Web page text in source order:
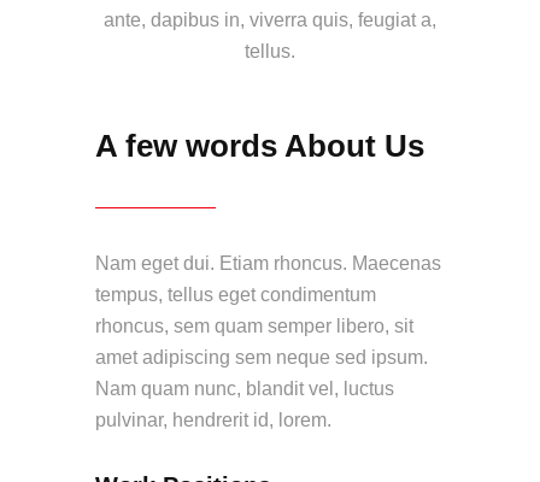
ante, dapibus in, viverra quis, feugiat a,
tellus.
A few words About Us
Nam eget dui. Etiam rhoncus. Maecenas
tempus, tellus eget condimentum
rhoncus, sem quam semper libero, sit
amet adipiscing sem neque sed ipsum.
Nam quam nunc, blandit vel, luctus
pulvinar, hendrerit id, lorem.